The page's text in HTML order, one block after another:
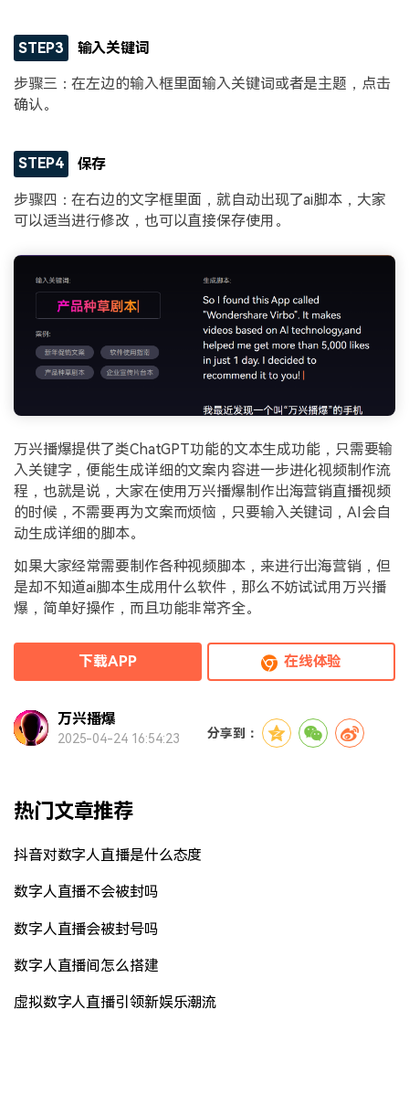
STEP3 输入关键词
步骤三：在左边的输入框里面输入关键词或者是主题，点击
确认。
STEP4 保存
步骤四：在右边的文字框里面，就自动出现了ai脚本，大家
可以适当进行修改，也可以直接保存使用。
万兴播爆提供了类ChatGPT功能的文本生成功能，只需要输
入关键字，便能生成详细的文案内容进一步进化视频制作流
程，也就是说，大家在使用万兴播爆制作出海营销直播视频
的时候，不需要再为文案而烦恼，只要输入关键词，AI会自
动生成详细的脚本。
如果大家经常需要制作各种视频脚本，来进行出海营销，但
是却不知道ai脚本生成用什么软件，那么不妨试试用万兴播
爆，简单好操作，而且功能非常齐全。
下载APP 在线体验
万兴播爆
2025-04-24 16:54:23 分享到：
热门文章推荐
抖音对数字人直播是什么态度
数字人直播不会被封吗
数字人直播会被封号吗
数字人直播间怎么搭建
虚拟数字人直播引领新娱乐潮流